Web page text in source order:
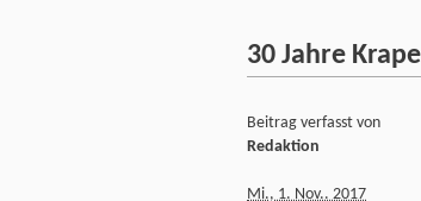
30 Jahre
Beitrag verfasst von
Redaktion
Mi., 1. Nov.. 2017